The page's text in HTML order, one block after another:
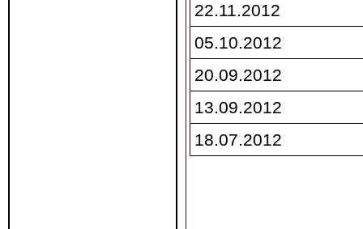
22.11.2012
05.10.2012
20.09.2012
13.09.2012
18.07.2012